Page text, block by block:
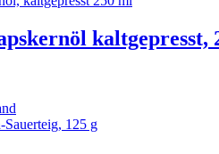
kaltgepresst,